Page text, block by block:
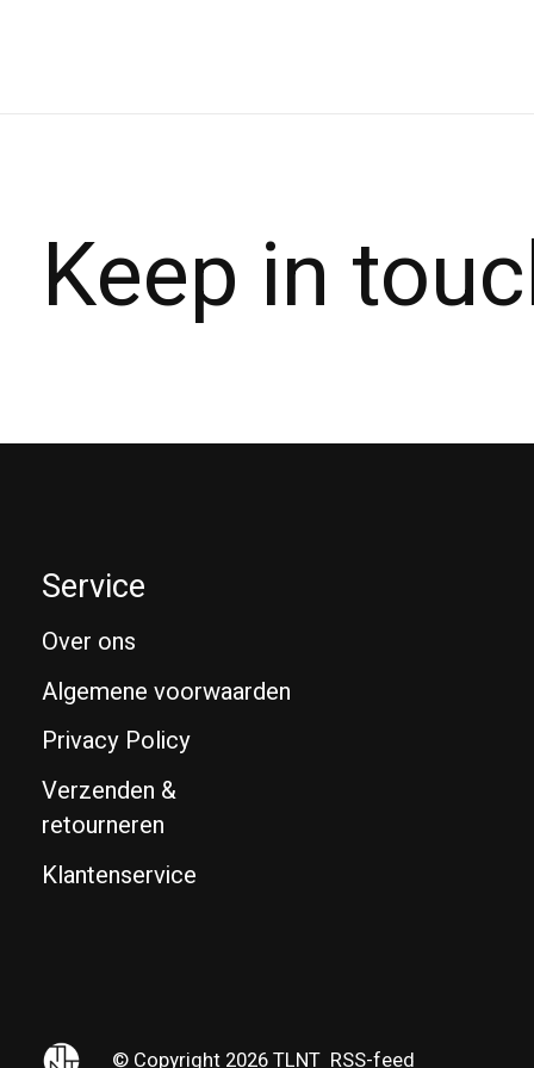
Keep in
Service
Over ons
Algemene voorwaarden
Privacy Policy
Verzenden &
retourneren
Klantenservice
© Copyright 2026 TLNT RSS-feed